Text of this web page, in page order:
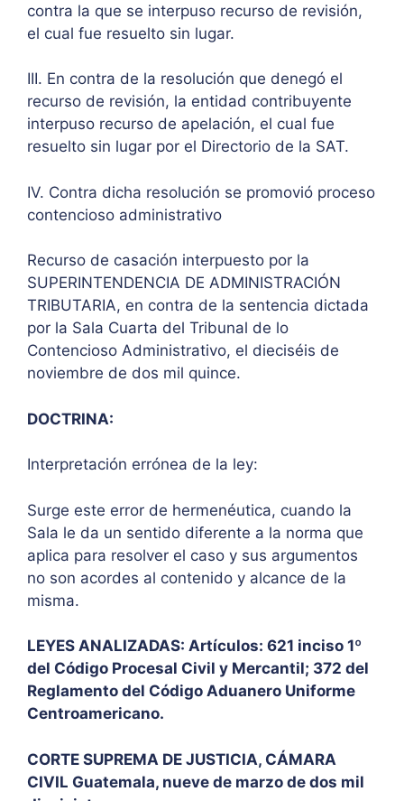
contra la que se interpuso recurso de revisión,
el cual fue resuelto sin lugar.
III. En contra de la resolución que denegó el
recurso de revisión, la entidad contribuyente
interpuso recurso de apelación, el cual fue
resuelto sin lugar por el Directorio de la SAT.
IV. Contra dicha resolución se promovió proceso
contencioso administrativo
Recurso de casación interpuesto por la
SUPERINTENDENCIA DE ADMINISTRACIÓN
TRIBUTARIA, en contra de la sentencia dictada
por la Sala Cuarta del Tribunal de lo
Contencioso Administrativo, el dieciséis de
noviembre de dos mil quince.
DOCTRINA:
Interpretación errónea de la ley:
Surge este error de hermenéutica, cuando la
Sala le da un sentido diferente a la norma que
aplica para resolver el caso y sus argumentos
no son acordes al contenido y alcance de la
misma.
LEYES ANALIZADAS: Artículos: 621 inciso 1º
del Código Procesal Civil y Mercantil; 372 del
Reglamento del Código Aduanero Uniforme
Centroamericano.
CORTE SUPREMA DE JUSTICIA, CÁMARA
CIVIL Guatemala, nueve de marzo de dos mil